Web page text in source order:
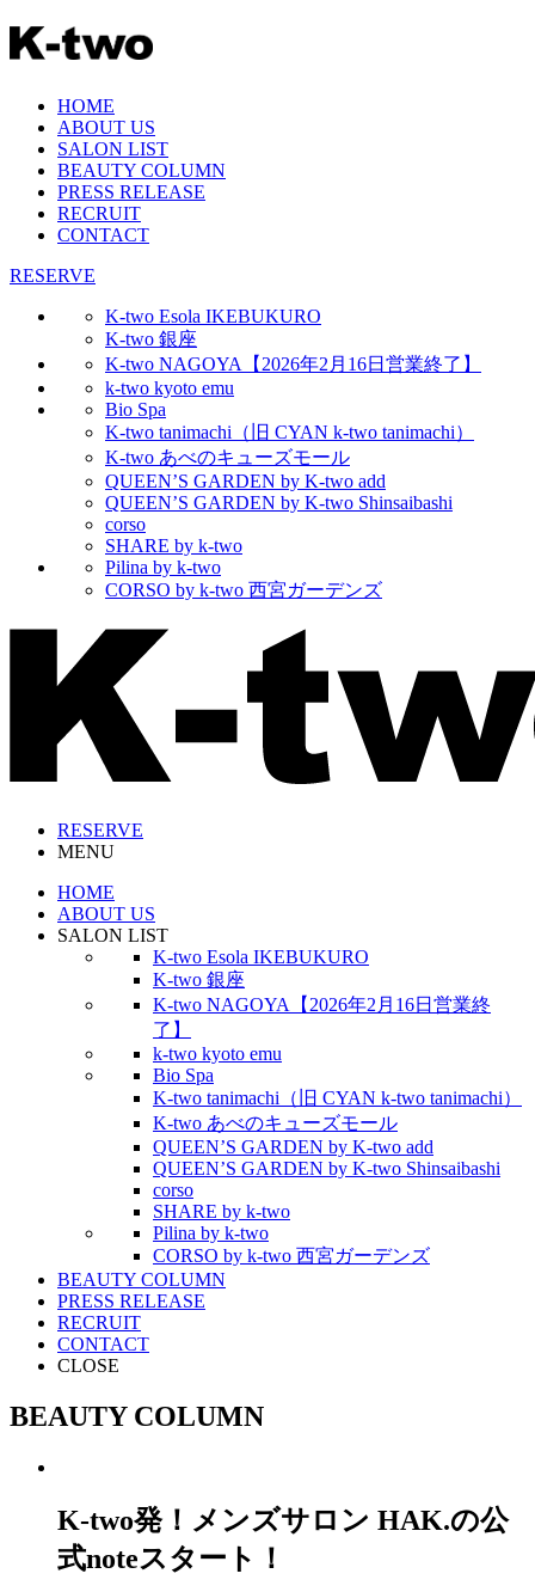
HOME
ABOUT US
SALON LIST
BEAUTY COLUMN
PRESS RELEASE
RECRUIT
CONTACT
RESERVE
K-two Esola IKEBUKURO
K-two 銀座
K-two NAGOYA【2026年2月16日営業終了】
k-two kyoto emu
Bio Spa
K-two tanimachi（旧 CYAN k-two tanimachi）
K-two あべのキューズモール
QUEEN’S GARDEN by K-two add
QUEEN’S GARDEN by K-two Shinsaibashi
corso
SHARE by k-two
Pilina by k-two
CORSO by k-two 西宮ガーデンズ
RESERVE
MENU
HOME
ABOUT US
SALON LIST
K-two Esola IKEBUKURO
K-two 銀座
K-two NAGOYA【2026年2月16日営業終
了】
k-two kyoto emu
Bio Spa
K-two tanimachi（旧 CYAN k-two tanimachi）
K-two あべのキューズモール
QUEEN’S GARDEN by K-two add
QUEEN’S GARDEN by K-two Shinsaibashi
corso
SHARE by k-two
Pilina by k-two
CORSO by k-two 西宮ガーデンズ
BEAUTY COLUMN
PRESS RELEASE
RECRUIT
CONTACT
CLOSE
BEAUTY COLUMN
K-two発！メンズサロン HAK.の公
式noteスタート！